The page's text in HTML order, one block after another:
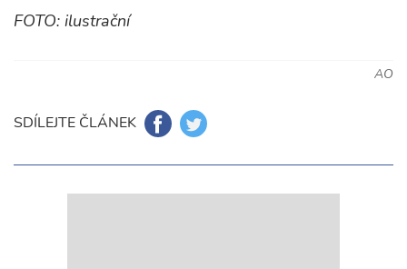
FOTO: ilustrační
AO
SDÍLEJTE ČLÁNEK